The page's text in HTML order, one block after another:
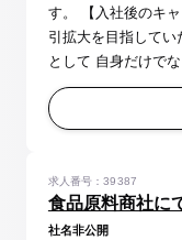
す。 【入社後のキャリアプラン】 20代は自身の担当先での取
引拡大を目指して
として 自身だけで
としての新規ビジ
きます。 また語学が
食品原料商社に
求人番号：39387
社名非公開